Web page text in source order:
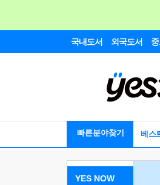
국내도서 외국도서
빠른분야찾기 베스
YES NOW